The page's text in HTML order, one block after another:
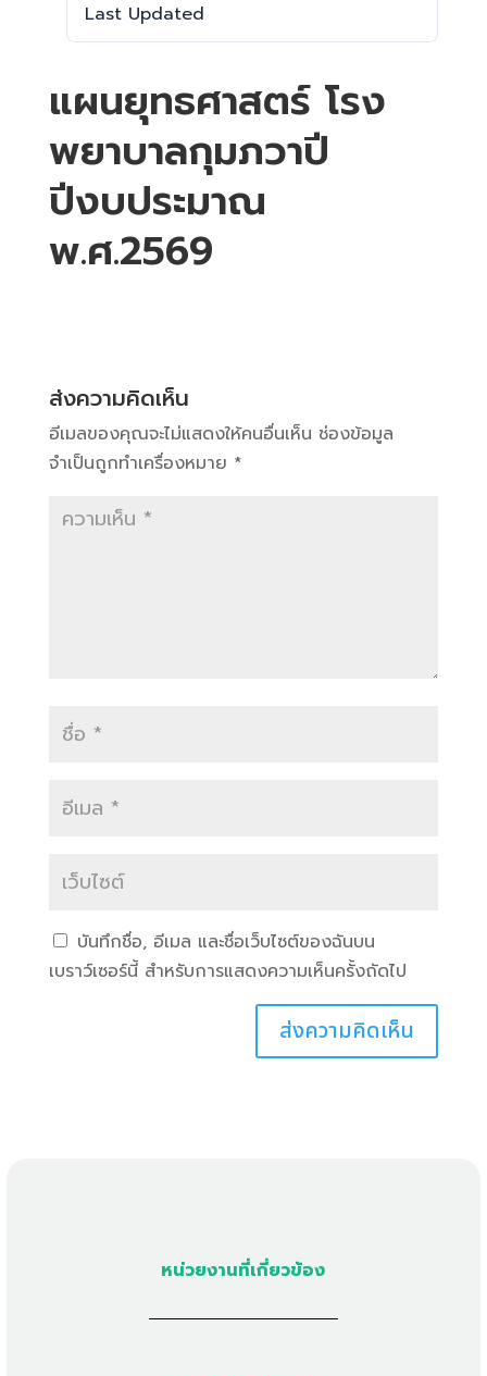
Last Updated
แผนยุทธศาสตร์ โรง
พยาบาลกุมภวาปี
ปีงบประมาณ
พ.ศ.2569
ส่งความคิดเห็น
อีเมลของคุณจะไม่แสดงให้คนอื่นเห็น ช่องข้อมูล
จำเป็นถูกทำเครื่องหมาย *
บันทึกชื่อ, อีเมล และชื่อเว็บไซต์ของฉันบน
เบราว์เซอร์นี้ สำหรับการแสดงความเห็นครั้งถัดไป
หน่วยงานที่เกี่ยวข้อง